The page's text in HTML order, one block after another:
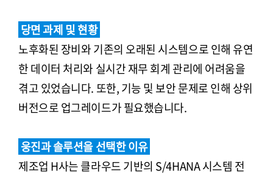
당면 과제 및 현황
노후화된 장비와 기존의 오래된 시스템으로 인해 유연
한 데이터 처리와 실시간 재무 회계 관리에 어려움을
겪고 있었습니다. 또한, 기능 및 보안 문제로 인해 상위
버전으로 업그레이드가 필요했습니다.
웅진과 솔루션을 선택한 이유
제조업 H사는 클라우드 기반의 S/4HANA 시스템 전